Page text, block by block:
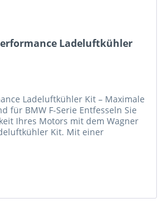
Ladeluftkühler
Ladeluftkühler Kit – Maximale
für BMW F-Serie Entfesseln Sie
Ihres Motors mit dem Wagner
Kit. Mit einer
dem Originalkühler garantiert